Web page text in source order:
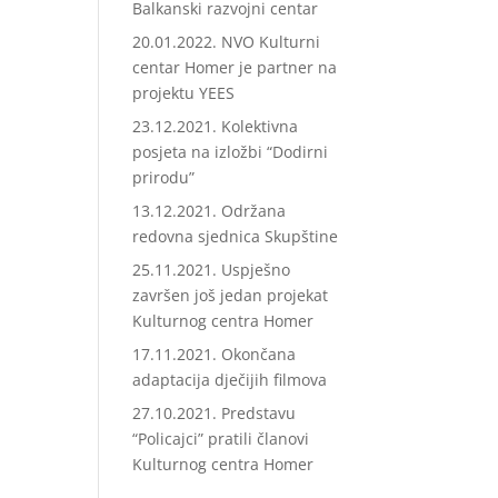
Balkanski razvojni centar
20.01.2022. NVO Kulturni
centar Homer je partner na
projektu YEES
23.12.2021. Kolektivna
posjeta na izložbi “Dodirni
prirodu”
13.12.2021. Održana
redovna sjednica Skupštine
25.11.2021. Uspješno
završen još jedan projekat
Kulturnog centra Homer
17.11.2021. Okončana
adaptacija dječijih filmova
27.10.2021. Predstavu
“Policajci” pratili članovi
Kulturnog centra Homer